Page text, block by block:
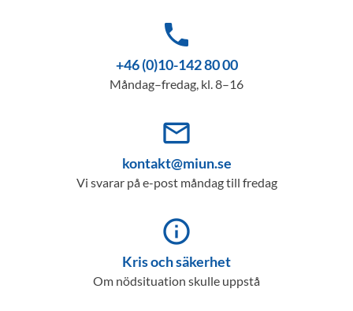
phone
+46 (0)10-142 80 00
Måndag–fredag, kl. 8–16
mail_outline
kontakt@miun.se
Vi svarar på e-post måndag till fredag
info_outline
Kris och säkerhet
Om nödsituation skulle uppstå